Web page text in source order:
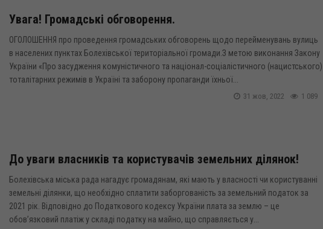
Увага! Громадські обговорення.
ОГОЛОШЕННЯ про проведення громадських обговорень щодо перейменувань вулиць
в населених пунктах Болехівської територіальної громади.З метою виконання Закону
України «Про засудження комуністичного та націонал-соціалістичного (нацистського)
тоталітарних режимів в Україні та заборону пропаганди їхньої...
1 089
31 жов, 2022
До уваги власників та користувачів земельних ділянок!
Болехівська міська рада нагадує громадянам, які мають у власності чи користуванні
земельні ділянки, що необхідно сплатити заборгованість за земельний податок за
2021 рік. Відповідно до Податкового кодексу України плата за землю – це
обов’язковий платіж у складі податку на майно, що справляється у...